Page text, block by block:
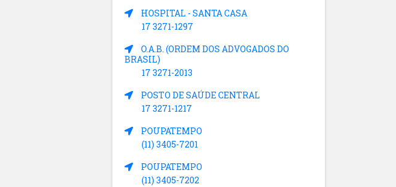
HOSPITAL - SANTA CASA
17 3271-1297
O.A.B. (ORDEM DOS ADVOGADOS DO
BRASIL)
17 3271-2013
POSTO DE SAÚDE CENTRAL
17 3271-1217
POUPATEMPO
(11) 3405-7201
POUPATEMPO
(11) 3405-7202